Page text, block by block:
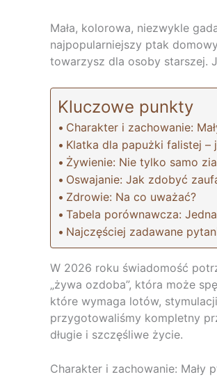
Mała, kolorowa, niezwykle
najpopularniejszy ptak
towarzysz dla osoby starszej.
Kluczowe punkty
Charakter i zachowanie:
Klatka dla papużki falistej –
Żywienie: Nie tylko samo
Oswajanie: Jak zdobyć
Zdrowie: Na co uważać?
Tabela porównawcza:
Najczęściej zadawane
W 2026 roku świadomość
„żywa ozdoba”, która może
które wymaga lotów,
przygotowaliśmy kompletny
długie i szczęśliwe życie.
Charakter i zachowanie: Mały